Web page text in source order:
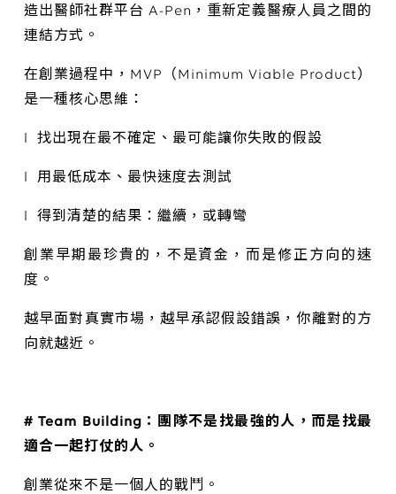
造出醫師社群平台 A-Pen，重新定義醫療人員之間的
連結方式。
在創業過程中，MVP（Minimum Viable Product）
是一種核心思維：
l 找出現在最不確定、最可能讓你失敗的假設
l 用最低成本、最快速度去測試
l 得到清楚的結果：繼續，或轉彎
創業早期最珍貴的，不是資金，而是修正方向的速
度。
越早面對真實市場，越早承認假設錯誤，你離對的方
向就越近。
# Team Building：團隊不是找最強的人，而是找最
適合一起打仗的人。
創業從來不是一個人的戰鬥。